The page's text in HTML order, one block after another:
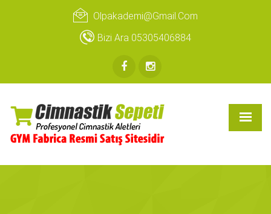
Olpakademi@gmail.com
Bizi Ara 05305406884